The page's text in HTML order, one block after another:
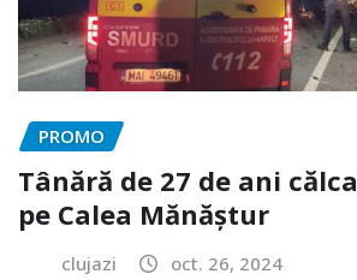
PROMO
Tânără de 27 de ani
pe Calea Mănăștur
clujazi oct. 26, 2024